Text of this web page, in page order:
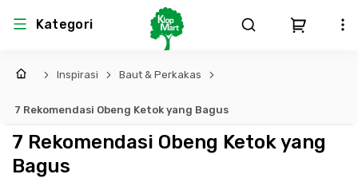
Kategori
Arsitektur
Struktural
MEP
Interior
Landscape
Inspirasi Baut & Perkakas
7 Rekomendasi Obeng Ketok yang Bagus
7 Rekomendasi Obeng Ketok yang
Bagus